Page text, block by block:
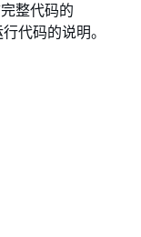
整代码的
代码的说明。